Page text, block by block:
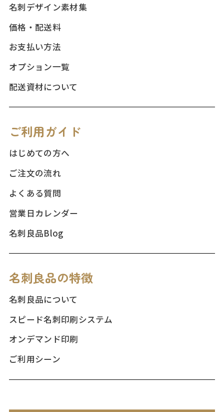
名刺デザイン素材集
価格・配送料
お支払い方法
オプション一覧
配送資材について
ご利用ガイド
はじめての方へ
ご注文の流れ
よくある質問
営業日カレンダー
名刺良品Blog
名刺良品の特徴
名刺良品について
スピード名刺印刷システム
オンデマンド印刷
ご利用シーン